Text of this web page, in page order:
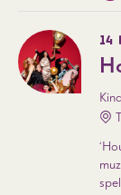
14